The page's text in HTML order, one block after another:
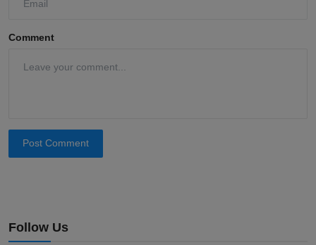
Comment
Post Comment
Follow Us